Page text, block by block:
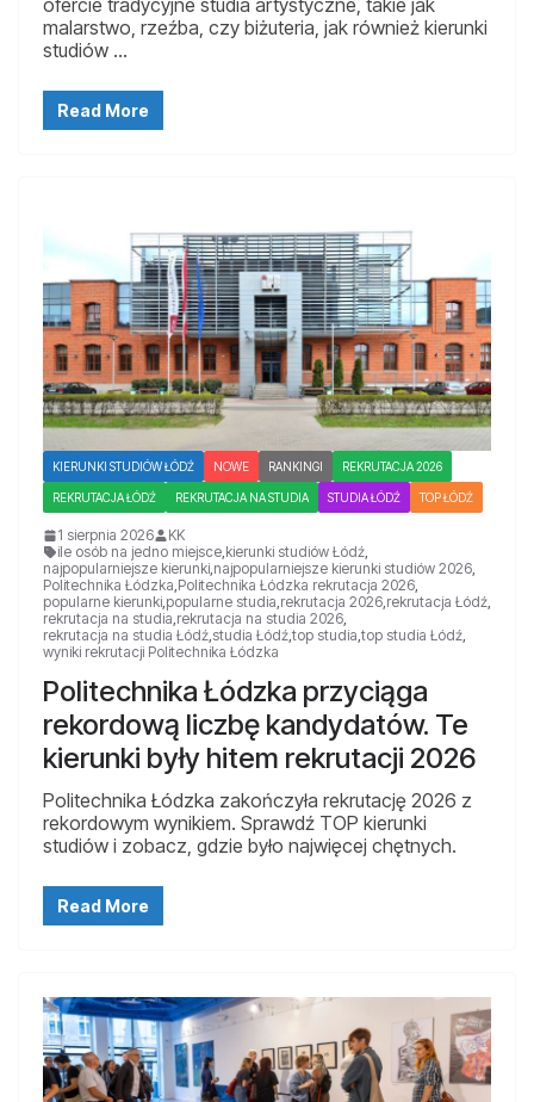
malarstwo, rzeźba, czy biżuteria, jak również kierunki
studiów …
Read More
KIERUNKI STUDIÓW ŁÓDŹ NOWE RANKINGI REKRUTACJA 2026
REKRUTACJA ŁÓDŹ REKRUTACJA NA STUDIA STUDIA ŁÓDŹ TOP ŁÓDŹ
1 sierpnia 2026
KK
ile osób na jedno miejsce kierunki studiów Łódź
najpopularniejsze kierunki najpopularniejsze kierunki studiów 2026
Politechnika Łódzka Politechnika Łódzka rekrutacja 2026
popularne kierunki popularne studia rekrutacja 2026 rekrutacja Łódź
rekrutacja na studia rekrutacja na studia 2026
rekrutacja na studia Łódź studia Łódź top studia top studia Łódź
wyniki rekrutacji Politechnika Łódzka
Politechnika Łódzka przyciąga
rekordową liczbę kandydatów. Te
kierunki były hitem rekrutacji 2026
Politechnika Łódzka zakończyła rekrutację 2026 z
rekordowym wynikiem. Sprawdź TOP kierunki
studiów i zobacz, gdzie było najwięcej chętnych.
Read More